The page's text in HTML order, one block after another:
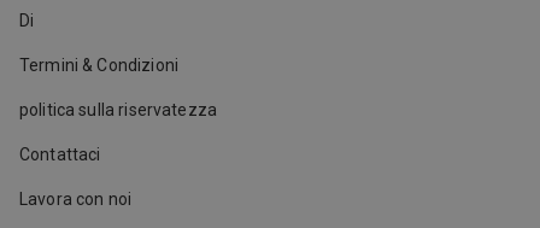
Di
Termini & Condizioni
politica sulla riservatezza
Contattaci
Lavora con noi